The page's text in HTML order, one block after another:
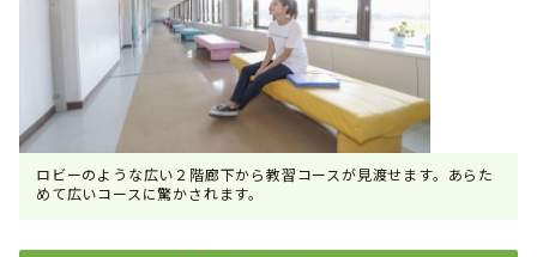
ロビーのような広い２階廊下から教習コースが見渡せます。あらた
めて広いコースに驚かされます。